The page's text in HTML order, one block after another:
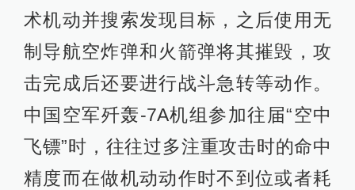
术机动并搜索发现目标，之后使用无
制导航空炸弹和火箭弹将其摧毁，攻
击完成后还要进行战斗急转等动作。
中国空军歼轰-7A机组参加往届“空中
飞镖”时，往往过多注重攻击时的命中
精度而在做机动动作时不到位或者耗